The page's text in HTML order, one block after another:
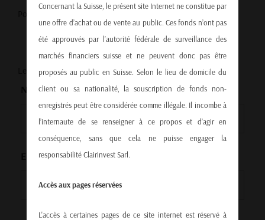
Pour en savoir plus sur Clairinvest,
Les champs marqués d’un*sont obligatoires
Nom*
Email*
Concernant la Suisse, le présent site Internet ne constitue par
une offre d’achat ou de vente au public. Ces fonds n’ont pas
été approuvés par l’autorité fédérale de surveillance des
marchés financiers suisse et ne peuvent donc pas être
proposés au public en Suisse. Selon le lieu de domicile du
client ou sa nationalité, la souscription de fonds non-
enregistrés peut être considérée comme illégale. Il incombe à
l’internaute de se renseigner à ce propos et d’agir en
conséquence, sans que cela ne puisse engager la
responsabilité Clairinvest Sarl.
Accès aux pages réservées
L'accès à certaines pages de ce site internet est réservé à